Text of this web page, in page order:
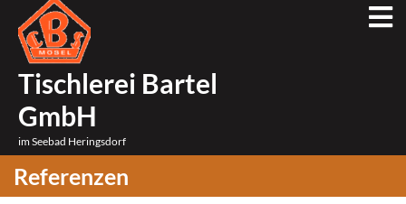
Tischlerei Bartel
GmbH
im Seebad Heringsdorf
Referenzen